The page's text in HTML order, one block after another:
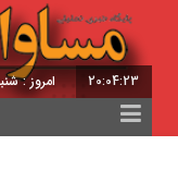
20:04:23 امروز : شنبه - ۱۷